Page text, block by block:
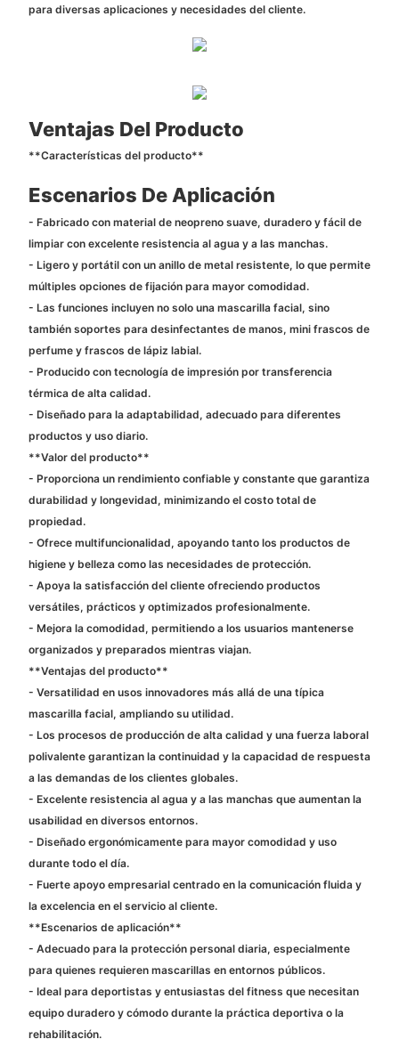
para diversas aplicaciones y necesidades del cliente.
Ventajas Del Producto
**Características del producto**
Escenarios De Aplicación
- Fabricado con material de neopreno suave, duradero y fácil de
limpiar con excelente resistencia al agua y a las manchas.
- Ligero y portátil con un anillo de metal resistente, lo que permite
múltiples opciones de fijación para mayor comodidad.
- Las funciones incluyen no solo una mascarilla facial, sino
también soportes para desinfectantes de manos, mini frascos de
perfume y frascos de lápiz labial.
- Producido con tecnología de impresión por transferencia
térmica de alta calidad.
- Diseñado para la adaptabilidad, adecuado para diferentes
productos y uso diario.
**Valor del producto**
- Proporciona un rendimiento confiable y constante que garantiza
durabilidad y longevidad, minimizando el costo total de
propiedad.
- Ofrece multifuncionalidad, apoyando tanto los productos de
higiene y belleza como las necesidades de protección.
- Apoya la satisfacción del cliente ofreciendo productos
versátiles, prácticos y optimizados profesionalmente.
- Mejora la comodidad, permitiendo a los usuarios mantenerse
organizados y preparados mientras viajan.
**Ventajas del producto**
- Versatilidad en usos innovadores más allá de una típica
mascarilla facial, ampliando su utilidad.
- Los procesos de producción de alta calidad y una fuerza laboral
polivalente garantizan la continuidad y la capacidad de respuesta
a las demandas de los clientes globales.
- Excelente resistencia al agua y a las manchas que aumentan la
usabilidad en diversos entornos.
- Diseñado ergonómicamente para mayor comodidad y uso
durante todo el día.
- Fuerte apoyo empresarial centrado en la comunicación fluida y
la excelencia en el servicio al cliente.
**Escenarios de aplicación**
- Adecuado para la protección personal diaria, especialmente
para quienes requieren mascarillas en entornos públicos.
- Ideal para deportistas y entusiastas del fitness que necesitan
equipo duradero y cómodo durante la práctica deportiva o la
rehabilitación.